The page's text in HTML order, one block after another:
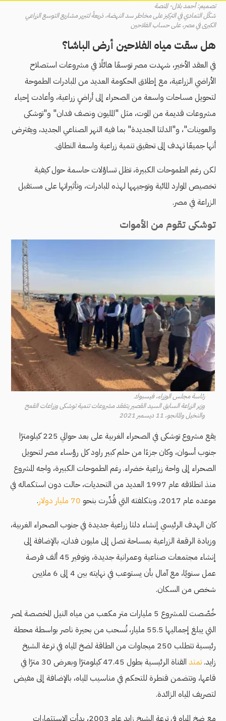
تصميم: أحمد بلال- المنصة
شكّل التمادي في التركيز على مخاطر سد النهضة، ذريعةً لتبرير مشاريع التوسع الزراعي
الكبرى في مصر، على حساب الفلاحين
هل سقت مياه الفلاحين أرض الباشا؟
في العقد الأخير، شهدت مصر توسعًا هائلًا في مشروعات استصلاح
الأراضي الزراعية، مع إطلاق الحكومة العديد من المبادرات الطموحة
لتحويل مساحات واسعة من الصحراء إلى أراضٍ زراعية، وأعادت إحياء
مشروعات قديمة من الموت، مثل "المليون ونصف فدان" و"توشكى
والعوينات"، و"الدلتا الجديدة" بما فيه النهر الصناعي الجديد، ويفترض
أنها جميعًا تهدف إلى تحقيق تنمية زراعية واسعة النطاق.
لكن رغم الطموحات الكبيرة، تظل تساؤلات حاسمة حول كيفية
تخصيص الموارد المائية وتوجيهها لهذه المبادرات، وتأثيراتها على مستقبل
الزراعة في مصر.
توشكى تقوم من الأموات
رئاسة مجلس الوزراء، فيسبوك
وزير الزراعة السابق السيد القصير يتفقد مشروعات تنمية توشكى وزراعات القمح
والنخيل والمانجو، 11 ديسمبر 2021
يقع مشروع توشكى في الصحراء الغربية على بعد حوالي 225 كيلومترًا
جنوب أسوان، وكان جزءًا من حلم كبير راود كل رؤساء مصر لتحويل
الصحراء إلى واحة زراعية خضراء. رغم الطموحات الكبيرة، واجه المشروع
منذ انطلاقه عام 1997 العديد من التحديات، حالت دون استكماله في
موعده عام 2017، وبتكلفته التي قُدِّرت بنحو
70 مليار دولار
.
كان الهدف الرئيسي إنشاء دلتا زراعية جديدة في جنوب الصحراء الغربية،
وزيادة الرقعة الزراعية بمساحة تصل إلى مليون فدان، بالإضافة إلى
إنشاء مجتمعات صناعية وعمرانية جديدة، وتوفير 45 ألف فرصة
عمل سنويًا، مع آمال بأن يستوعب في نهايته بين 4 إلى 6 ملايين
شخص من السكان.
خُصّصت للمشروع 5 مليارات متر مكعب من مياه النيل المخصصة لمصر
التي يبلغ إجماليها 55.5 مليار، تُسحب من بحيرة ناصر بواسطة محطة
رئيسية تتطلب 250 ميجاوات من الطاقة لضخ المياه في ترعة الشيخ
زايد.تمتد
القناة الرئيسية بطول 47.45 كيلومترًا وبعرض 30 مترًا في
قاعها، وتتضمن قنطرة للتحكم في مناسيب المياه، بالإضافة إلى مفيض
لتصريف المياه الزائدة.
مع ضخ المياه في ترعة الشيخ زايد عام 2003، بدأت الاستثمارات